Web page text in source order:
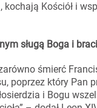
kochają Kościół i
sługą Boga i braci
śmierć
poprzez który Pan
i Bogu